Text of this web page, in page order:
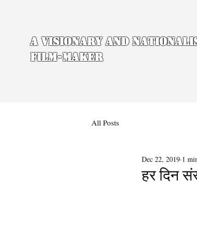
A Visionary and
Film-maker
All Posts
हर दिन
Dec 22, 2019 1